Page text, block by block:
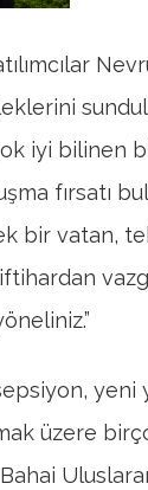
iyi bilinen
fırsatı
bir vatan,
yeni
üzere